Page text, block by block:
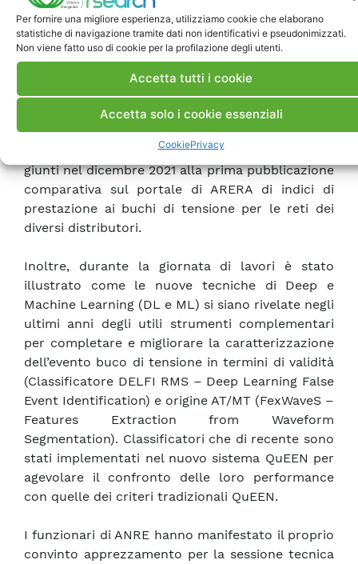
Per fornire una migliore esperienza, utilizziamo cookie che elaborano
statistiche di navigazione tramite dati non identificativi e pseudonimizzati.
Non viene fatto uso di cookie per la profilazione degli utenti.
Accetta tutti i cookie
Accetta solo i cookie essenziali
CookiePrivacy
MonNaLiSA (Monitoraggio Nazionale a Livello di
Stazioni AT/MT).
Dunque, è stato evidenziato come tante
soluzioni tecniche, frutto della ricerca e
dell’esperienza QuEEN, si siano riversate nel
sistema di monitoraggio nazionale e nel sistema
di rendicontazione MonNaLiSA e come si sia
giunti nel dicembre 2021 alla prima pubblicazione
comparativa sul portale di ARERA di indici di
prestazione ai buchi di tensione per le reti dei
diversi distributori.
Inoltre, durante la giornata di lavori è stato
illustrato come le nuove tecniche di Deep e
Machine Learning (DL e ML) si siano rivelate negli
ultimi anni degli utili strumenti complementari
per completare e migliorare la caratterizzazione
dell’evento buco di tensione in termini di validità
(Classificatore DELFI RMS – Deep Learning False
Event Identification) e origine AT/MT (FexWaveS –
Features Extraction from Waveform
Segmentation). Classificatori che di recente sono
stati implementati nel nuovo sistema QuEEN per
agevolare il confronto delle loro performance
con quelle dei criteri tradizionali QuEEN.
I funzionari di ANRE hanno manifestato il proprio
convinto apprezzamento per la sessione tecnica